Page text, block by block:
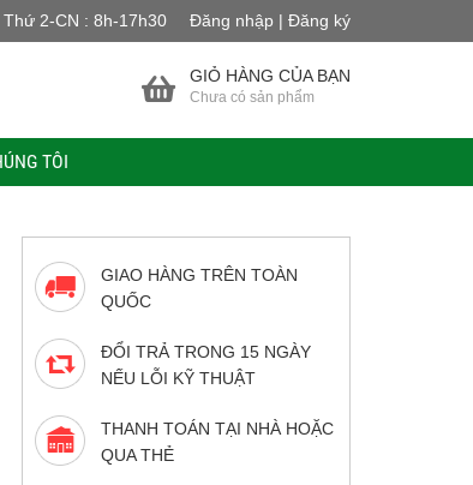
Thứ 2-CN : 8h-17h30 Đăng nhập | Đăng ký
GIỎ HÀNG CỦA BẠN
Chưa có sản phẩm
TÔI
GIAO HÀNG TRÊN TOÀN
QUỐC
ĐỔI TRẢ TRONG 15 NGÀY
NẾU LỖI KỸ THUẬT
THANH TOÁN TẠI NHÀ HOẶC
QUA THẺ